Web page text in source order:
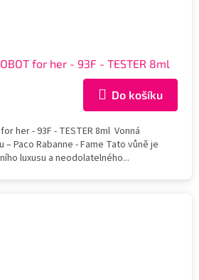
for her - 93F - TESTER 8ml
Do košíku
her - 93F - TESTER 8ml Vonná
Paco Rabanne - Fame Tato vůně je
luxusu a neodolatelného...